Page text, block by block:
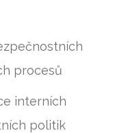
procesů
interních
politik